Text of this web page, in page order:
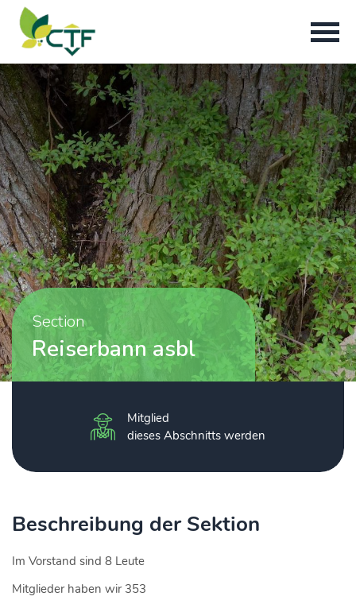
Section
Reiserbann asbl
Mitglied
dieses Abschnitts werden
Beschreibung der Sektion
Im Vorstand sind 8 Leute
Mitglieder haben wir 353